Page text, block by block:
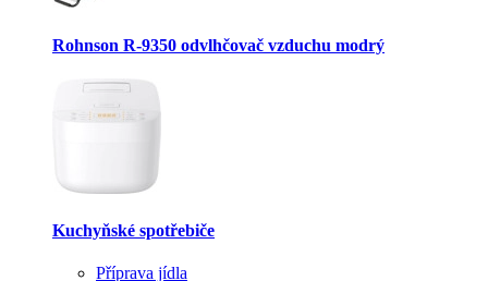
Rohnson R-9350 odvlhčovač vzduchu modrý
Kuchyňské spotřebiče
Příprava jídla